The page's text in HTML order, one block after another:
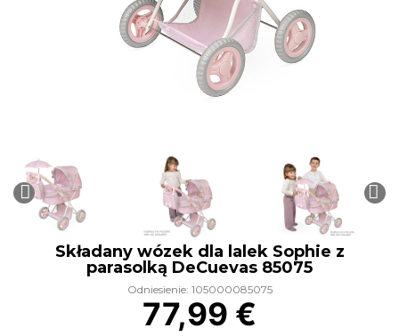
Składany wózek dla lalek Sophie z
parasolką DeCuevas 85075
Odniesienie: 105000085075
77,99 €